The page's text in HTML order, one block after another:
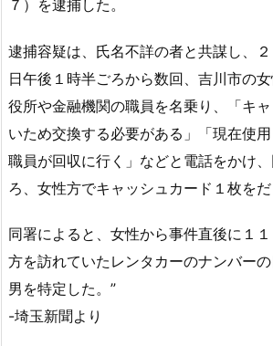
７）を逮捕した。
逮捕容疑は、氏名不詳の者と共謀し、
日午後１時半ごろから数回、吉川市の
役所や金融機関の職員を名乗り、「キ
いため交換する必要がある」「現在使
職員が回収に行く」などと電話をかけ
ろ、女性方でキャッシュカード１枚をだ
同署によると、女性から事件直後に１
方を訪れていたレンタカーのナンバー
男を特定した。”
-埼玉新聞より